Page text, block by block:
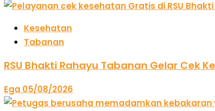
Kesehatan
Tabanan
RSU Bhakti Rahayu Tabanan Gelar Cek
Ega 05/08/2026